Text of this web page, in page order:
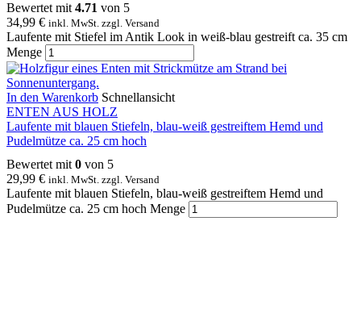
Bewertet mit 4.71 von 5
34,99 € inkl. MwSt. zzgl. Versand
Laufente mit Stiefel im Antik Look in weiß-blau gestreift ca. 35 cm
Menge
In den Warenkorb Schnellansicht
ENTEN AUS HOLZ
Laufente mit blauen Stiefeln, blau-weiß gestreiftem Hemd und
Pudelmütze ca. 25 cm hoch
Bewertet mit0 von 5
29,99 € inkl. MwSt. zzgl. Versand
Laufente mit blauen Stiefeln, blau-weiß gestreiftem Hemd und
Pudelmütze ca. 25 cm hoch Menge